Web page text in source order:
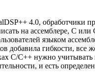
4.0, обработчики
на ассемблере, C
языком
добавила гибкости, все
C/C++ нужно учитывать
и есть